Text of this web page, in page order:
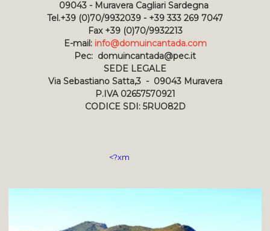
09043 - Muravera Cagliari Sardegna
Tel.+39 (0)70/9932039 - +39 333 269 7047
Fax +39 (0)70/9932213
E-mail: info@domuincantada.com
Pec: domuincantada@pec.it
SEDE LEGALE
Via Sebastiano Satta,3 - 09043 Muravera
P.IVA 02657570921
CODICE SDI: 5RUO82D
<?xm